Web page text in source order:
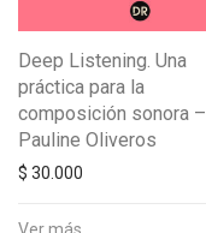
Deep Listening. Una
práctica para la
composición sonora –
Pauline Oliveros
$ 30.000